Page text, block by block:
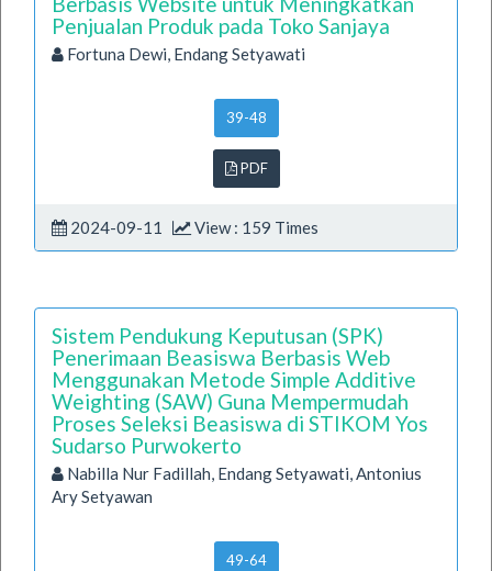
Penjualan Produk pada Toko Sanjaya
Fortuna Dewi, Endang Setyawati
39-48
PDF
2024-09-11 View : 159 Times
Sistem Pendukung Keputusan (SPK)
Penerimaan Beasiswa Berbasis Web
Menggunakan Metode Simple Additive
Weighting (SAW) Guna Mempermudah
Proses Seleksi Beasiswa di STIKOM Yos
Sudarso Purwokerto
Nabilla Nur Fadillah, Endang Setyawati, Antonius
Ary Setyawan
49-64